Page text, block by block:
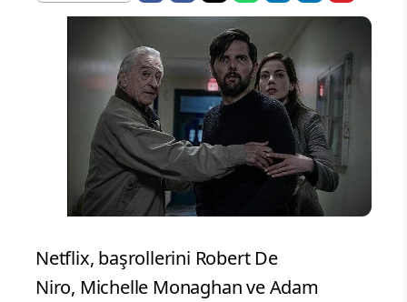
Netflix, başrollerini Robert De
Niro, Michelle Monaghan ve Adam